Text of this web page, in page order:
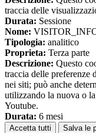
traccia delle
Durata: Sessione
Nome:
Tipologia: analitico
Proprieta: Terza parte
Descrizione: Questo
traccia delle preferenze
nei siti; può anche
utilizzando la nuova o
Youtube.
Durata: 6 mesi
Accetta tutti Salva le